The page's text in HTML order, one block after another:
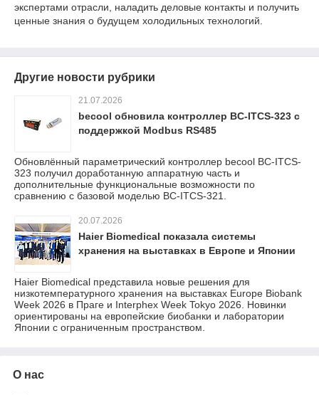
экспертами отрасли, наладить деловые контакты и получить
ценные знания о будущем холодильных технологий.
Другие новости рубрики
21.07.2026
becool обновила контроллер BC-ITCS-323 с
поддержкой Modbus RS485
Обновлённый параметрический контроллер becool BC-ITCS-
323 получил доработанную аппаратную часть и
дополнительные функциональные возможности по
сравнению с базовой моделью BC-ITCS-321.
20.07.2026
Haier Biomedical показала системы
хранения на выставках в Европе и Японии
Haier Biomedical представила новые решения для
низкотемпературного хранения на выставках Europe Biobank
Week 2026 в Праге и Interphex Week Tokyo 2026. Новинки
ориентированы на европейские биобанки и лаборатории
Японии с ограниченным пространством.
О нас